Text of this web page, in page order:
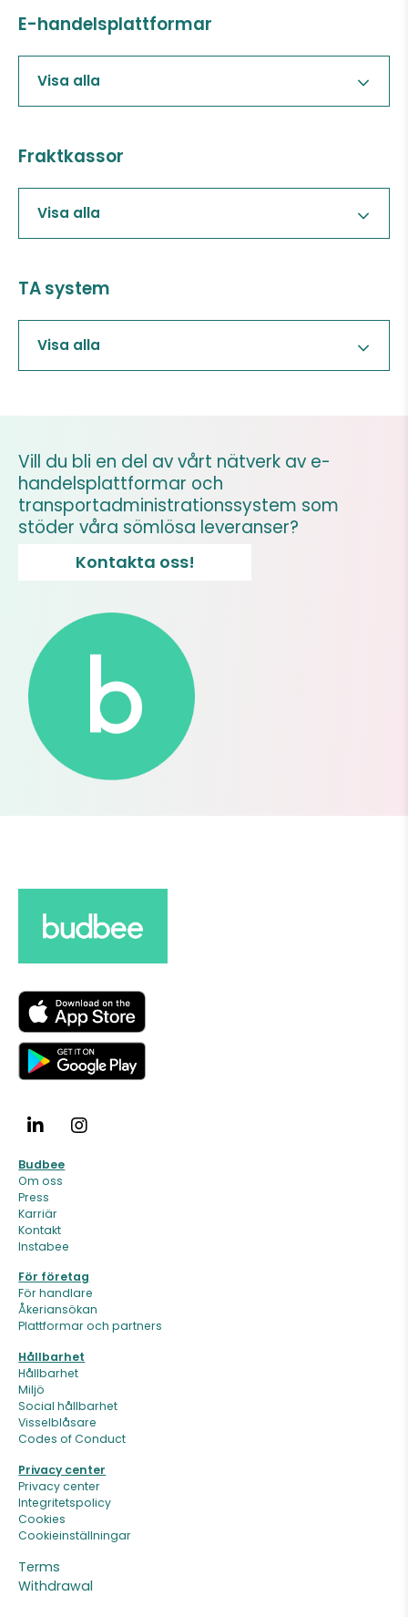
E-handelsplattformar
Visa alla
Fraktkassor
Visa alla
TA system
Visa alla
Vill du bli en del av vårt nätverk av e-
handelsplattformar och
transportadministrationssystem som
stöder våra sömlösa leveranser?
Kontakta oss!
Budbee
Om oss
Press
Karriär
Kontakt
Instabee
För företag
För handlare
Åkeriansökan
Plattformar och partners
Hållbarhet
Hållbarhet
Miljö
Social hållbarhet
Visselblåsare
Codes of Conduct
Privacy center
Privacy center
Integritetspolicy
Cookies
Cookieinställningar
Terms
Withdrawal